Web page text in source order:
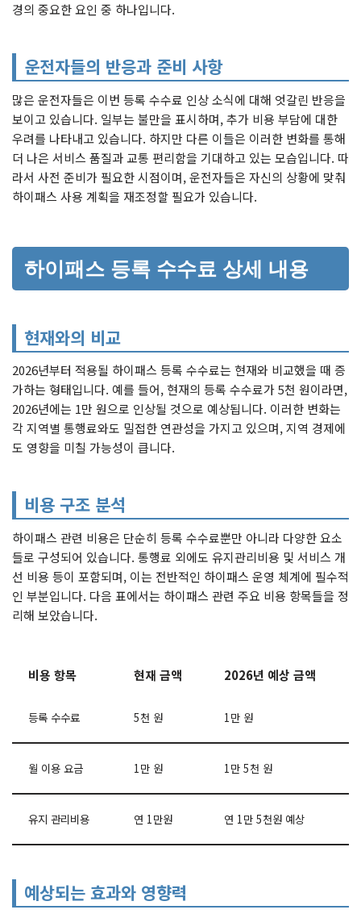
경의 중요한 요인 중 하나입니다.
운전자들의 반응과 준비 사항
많은 운전자들은 이번 등록 수수료 인상 소식에 대해 엇갈린 반응을
보이고 있습니다. 일부는 불만을 표시하며, 추가 비용 부담에 대한
우려를 나타내고 있습니다. 하지만 다른 이들은 이러한 변화를 통해
더 나은 서비스 품질과 교통 편리함을 기대하고 있는 모습입니다. 따
라서 사전 준비가 필요한 시점이며, 운전자들은 자신의 상황에 맞춰
하이패스 사용 계획을 재조정할 필요가 있습니다.
하이패스 등록 수수료 상세 내용
현재와의 비교
2026년부터 적용될 하이패스 등록 수수료는 현재와 비교했을 때 증
가하는 형태입니다. 예를 들어, 현재의 등록 수수료가 5천 원이라면,
2026년에는 1만 원으로 인상될 것으로 예상됩니다. 이러한 변화는
각 지역별 통행료와도 밀접한 연관성을 가지고 있으며, 지역 경제에
도 영향을 미칠 가능성이 큽니다.
비용 구조 분석
하이패스 관련 비용은 단순히 등록 수수료뿐만 아니라 다양한 요소
들로 구성되어 있습니다. 통행료 외에도 유지관리비용 및 서비스 개
선 비용 등이 포함되며, 이는 전반적인 하이패스 운영 체계에 필수적
인 부분입니다. 다음 표에서는 하이패스 관련 주요 비용 항목들을 정
리해 보았습니다.
비용 항목 현재 금액 2026년 예상 금액
등록 수수료 5천 원 1만 원
월 이용 요금 1만 원 1만 5천 원
유지 관리비용 연 1만원 연 1만 5천원 예상
예상되는 효과와 영향력